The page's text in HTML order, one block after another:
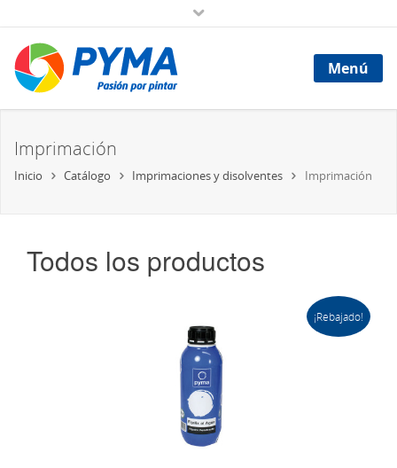
Menú
Imprimación
Inicio Catálogo Imprimaciones y disolventes Imprimación
Todos los productos
¡Rebajado!